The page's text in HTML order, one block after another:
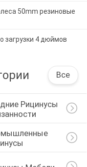
50mm резиновые
загрузки 4 дюймов
Все
Рицинусы